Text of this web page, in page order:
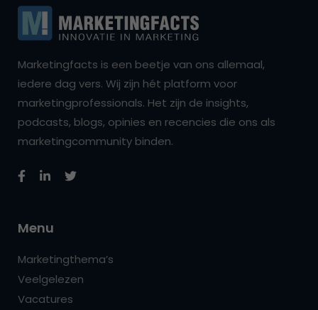
Marketingfacts is een beetje van ons allemaal,
iedere dag vers. Wij zijn hét platform voor
marketingprofessionals. Het zijn de insights,
podcasts, blogs, opinies en recencies die ons als
marketingcommunity binden.
Menu
Marketingthema’s
Veelgelezen
Vacatures